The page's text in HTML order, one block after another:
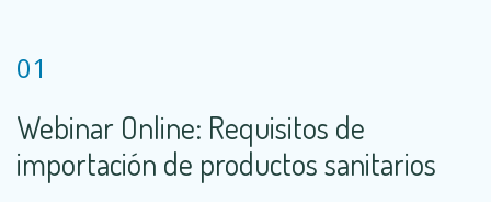
01
Webinar Online: Requisitos de
importación de productos sanitarios